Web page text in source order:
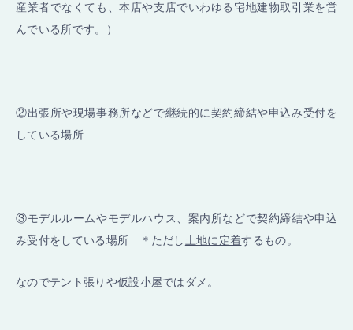
産業者でなくても、本店や支店でいわゆる宅地建物取引業を営
んでいる所です。）
②出張所や現場事務所などで継続的に契約締結や申込み受付を
している場所
③モデルルームやモデルハウス、案内所などで契約締結や申込
み受付をしている場所 ＊ただし 土地に定着するもの。
なのでテント張りや仮設小屋ではダメ。